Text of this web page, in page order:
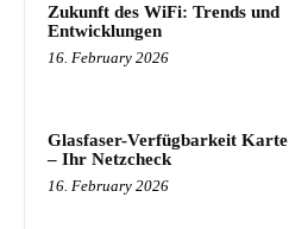
Zukunft des WiFi: Trends und
Entwicklungen
16. February 2026
Glasfaser-Verfügbarkeit Karte
– Ihr Netzcheck
16. February 2026